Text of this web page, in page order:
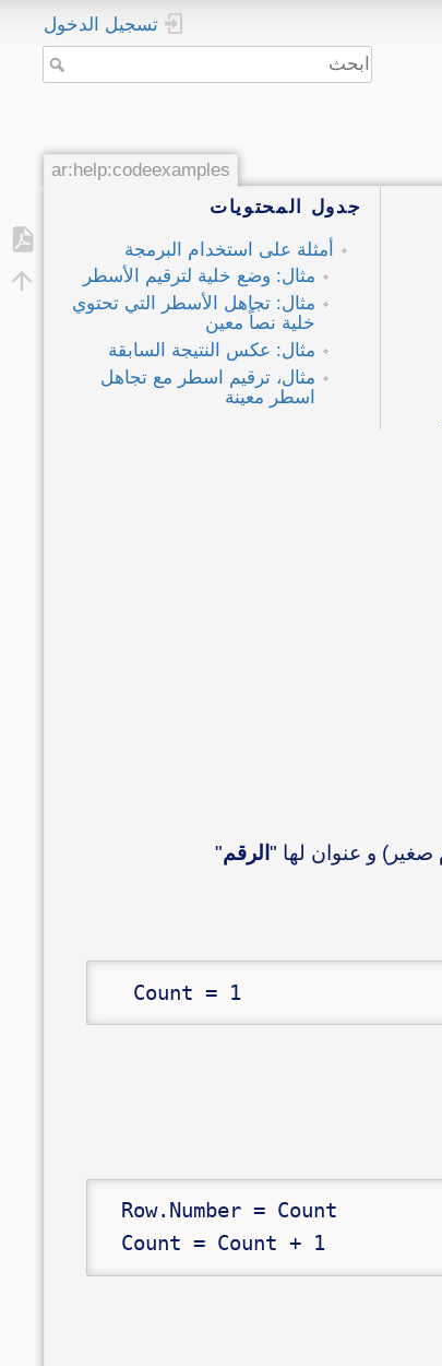
تسجيل الدخول
ar:help:codeexamples
جدول المحتويات
أمثلة على استخدام البرمجة
مثال: وضع خلية لترقيم الأسطر
مثال: تجاهل الأسطر التي تحتوي
خلية نصاً معين
مثال: عكس النتيجة السابقة
مثال، ترقيم اسطر مع تجاهل
اسطر معينة
الرقم"
  Count = 1
Row.Number = Count
Count = Count + 1